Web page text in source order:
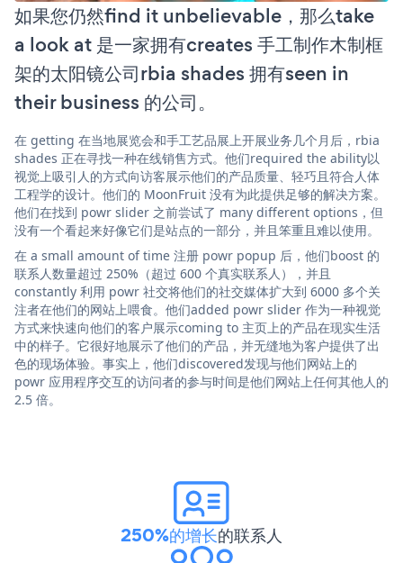
如果您仍然find it unbelievable，那么take
a look at 是一家拥有creates 手工制作木制框
架的太阳镜公司rbia shades 拥有seen in
their business 的公司。
在 getting 在当地展览会和手工艺品展上开展业务几个月后，rbia
shades 正在寻找一种在线销售方式。他们required the ability以
视觉上吸引人的方式向访客展示他们的产品质量、轻巧且符合人体
工程学的设计。他们的 MoonFruit 没有为此提供足够的解决方案。
他们在找到 powr slider 之前尝试了 many different options，但
没有一个看起来好像它们是站点的一部分，并且笨重且难以使用。
在 a small amount of time 注册 powr popup 后，他们boost 的
联系人数量超过 250%（超过 600 个真实联系人），并且
constantly 利用 powr 社交将他们的社交媒体扩大到 6000 多个关
注者在他们的网站上喂食。他们added powr slider 作为一种视觉
方式来快速向他们的客户展示coming to 主页上的产品在现实生活
中的样子。它很好地展示了他们的产品，并无缝地为客户提供了出
色的现场体验。事实上，他们discovered发现与他们网站上的
powr 应用程序交互的访问者的参与时间是他们网站上任何其他人的
2.5 倍。
250%的增长的联系人